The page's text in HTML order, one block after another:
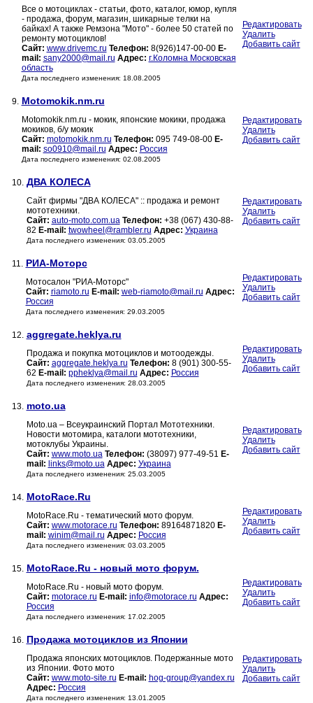
Все о мотоциклах - статьи, фото, каталог, юмор, купля
- продажа, форум, магазин, шикарные телки на
байках! А также Ремзона "Мото" - более 50 статей по
ремонту мотоциклов!
Сайт: www.drivemc.ru Телефон: 8(926)147-00-00 E-
mail: sany2000@mail.ru Адрес: г.Коломна Московская
область
Дата последнего изменения: 18.08.2005
Редактировать
Удалить
Добавить сайт
9. Motomokik.nm.ru
Motomokik.nm.ru - мокик, японские мокики, продажа
мокиков, б/у мокик
Сайт: motomokik.nm.ru Телефон: 095 749-08-00 E-
mail: so0910@mail.ru Адрес: Россия
Дата последнего изменения: 02.08.2005
Редактировать
Удалить
Добавить сайт
10. ДВА КОЛЕСА
Сайт фирмы "ДВА КОЛЕСА" :: продажа и ремонт
мототехники.
Сайт: auto-moto.com.ua Телефон: +38 (067) 430-88-
82 E-mail: twowheel@rambler.ru Адрес: Украина
Дата последнего изменения: 03.05.2005
Редактировать
Удалить
Добавить сайт
11. РИА-Моторс
Мотосалон "РИА-Моторс"
Сайт: riamoto.ru E-mail: web-riamoto@mail.ru Адрес:
Россия
Дата последнего изменения: 29.03.2005
Редактировать
Удалить
Добавить сайт
12. aggregate.heklya.ru
Продажа и покупка мотоциклов и мотоодежды.
Сайт: aggregate.heklya.ru Телефон: 8 (901) 300-55-
62 E-mail: ppheklya@mail.ru Адрес: Россия
Дата последнего изменения: 28.03.2005
Редактировать
Удалить
Добавить сайт
13. moto.ua
Moto.ua – Всеукраинский Портал Мототехники.
Новости мотомира, каталоги мототехники,
мотоклубы Украины.
Сайт: www.moto.ua Телефон: (38097) 977-49-51 E-
mail: links@moto.ua Адрес: Украина
Дата последнего изменения: 25.03.2005
Редактировать
Удалить
Добавить сайт
14. MotoRace.Ru
MotoRace.Ru - тематический мото форум.
Сайт: www.motorace.ru Телефон: 89164871820 E-
mail: winim@mail.ru Адрес: Россия
Дата последнего изменения: 03.03.2005
Редактировать
Удалить
Добавить сайт
15. MotoRace.Ru - новый мото форум.
MotoRace.Ru - новый мото форум.
Сайт: motorace.ru E-mail: info@motorace.ru Адрес:
Россия
Дата последнего изменения: 17.02.2005
Редактировать
Удалить
Добавить сайт
16. Продажа мотоциклов из Японии
Продажа японских мотоциклов. Подержанные мото
из Японии. Фото мото
Сайт: www.moto-site.ru E-mail: hog-group@yandex.ru
Адрес: Россия
Дата последнего изменения: 13.01.2005
Редактировать
Удалить
Добавить сайт